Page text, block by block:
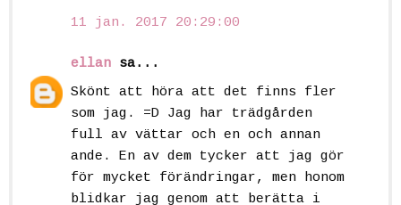
11 jan. 2017 20:29:00
ellan sa...
Skönt att höra att det finns fler
som jag. =D Jag har trädgården
full av vättar och en och annan
ande. En av dem tycker att jag gör
för mycket förändringar, men honom
blidkar jag genom att berätta i